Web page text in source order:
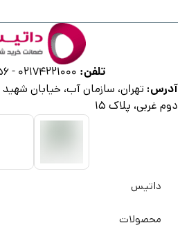
تلفن: 02174221000
-
آدرس: تهران، سازمان آب، خیابان شهید
دوم غربی، پلاک ۱۵
داتیس
محصولات